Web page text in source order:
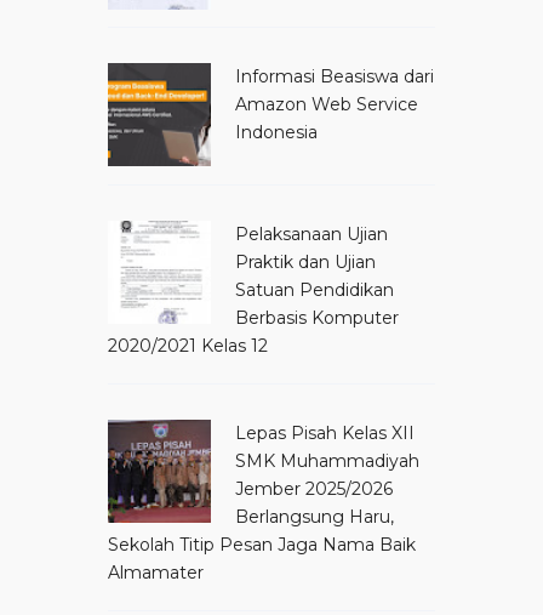
Informasi Beasiswa dari
Amazon Web Service
Indonesia
Pelaksanaan Ujian
Praktik dan Ujian
Satuan Pendidikan
Berbasis Komputer
2020/2021 Kelas 12
Lepas Pisah Kelas XII
SMK Muhammadiyah
Jember 2025/2026
Berlangsung Haru,
Sekolah Titip Pesan Jaga Nama Baik
Almamater